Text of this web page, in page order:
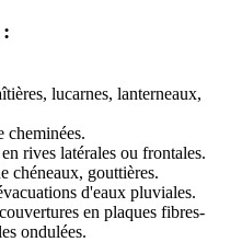
lucarnes, lanterneaux,
cheminées.
rives latérales ou frontales.
chéneaux, gouttières.
d'eaux pluviales.
en plaques fibres-
ondulées.